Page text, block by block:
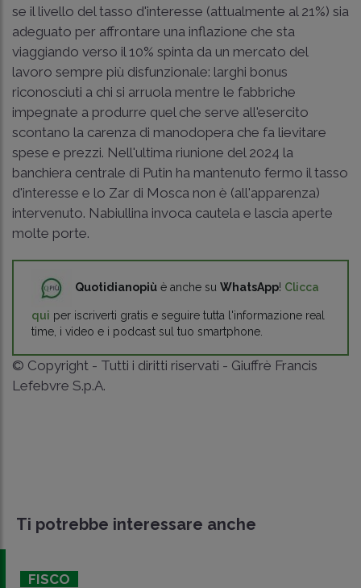
se il livello del tasso d'interesse (attualmente al 21%) sia
adeguato per affrontare una inflazione che sta
viaggiando verso il 10% spinta da un mercato del
lavoro sempre più disfunzionale: larghi bonus
riconosciuti a chi si arruola mentre le fabbriche
impegnate a produrre quel che serve all'esercito
scontano la carenza di manodopera che fa lievitare
spese e prezzi. Nell'ultima riunione del 2024 la
banchiera centrale di Putin ha mantenuto fermo il tasso
d'interesse e lo Zar di Mosca non è (all'apparenza)
intervenuto. Nabiullina invoca cautela e lascia aperte
molte porte.
Quotidianopiù è anche su WhatsApp! Clicca
qui per iscriverti gratis e seguire tutta l'informazione real
time, i video e i podcast sul tuo smartphone.
© Copyright - Tutti i diritti riservati - Giuffrè Francis
Lefebvre S.p.A.
Ti potrebbe interessare anche
FISCO